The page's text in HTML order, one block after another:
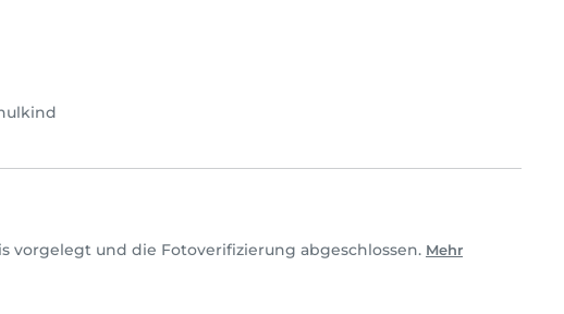
vorgelegt und die Fotoverifizierung abgeschlossen. Mehr